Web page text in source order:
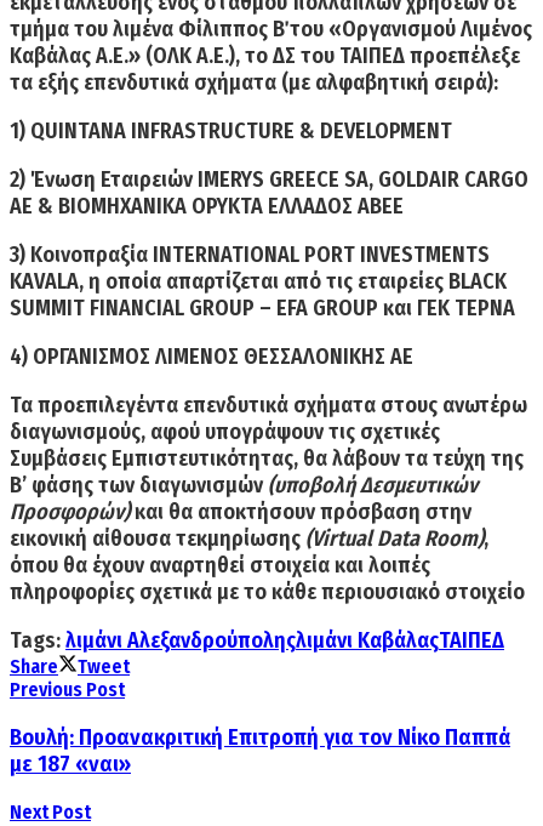
τμήμα του λιμένα Φίλιππος Β΄ του «Οργανισμού Λιμένος
Καβάλας Α.Ε.» (ΟΛΚ Α.Ε.), το ΔΣ του ΤΑΙΠΕΔ προεπέλεξε
τα εξής επενδυτικά σχήματα (με αλφαβητική σειρά):
1) QUINTANA INFRASTRUCTURE & DEVELOPMENT
2) Ένωση Εταιρειών IMERYS GREECE SA, GOLDAIR CARGO
AE & ΒΙΟΜΗΧΑΝΙΚΑ ΟΡΥΚΤΑ ΕΛΛΑΔΟΣ ABEE
3) Κοινοπραξία INTERNATIONAL PORT INVESTMENTS
KAVALA, η οποία απαρτίζεται από τις εταιρείες BLACK
SUMMIT FINANCIAL GROUP – EFA GROUP και ΓΕΚ ΤΕΡΝΑ
4) ΟΡΓΑΝΙΣΜΟΣ ΛΙΜΕΝΟΣ ΘΕΣΣΑΛΟΝΙΚΗΣ ΑΕ
Τα προεπιλεγέντα επενδυτικά σχήματα στους ανωτέρω
διαγωνισμούς, αφού υπογράψουν τις σχετικές
Συμβάσεις Εμπιστευτικότητας, θα λάβουν τα τεύχη της
Β’ φάσης των διαγωνισμών (υποβολή Δεσμευτικών
Προσφορών)και θα αποκτήσουν πρόσβαση στην
εικονική αίθουσα τεκμηρίωσης (Virtual Data Room),
όπου θα έχουν αναρτηθεί στοιχεία και λοιπές
πληροφορίες σχετικά με το κάθε περιουσιακό στοιχείο
Tags:λιμάνι Αλεξανδρούποληςλιμάνι ΚαβάλαςΤΑΙΠΕΔ
Share
Tweet
Previous Post
Βουλή: Προανακριτική Επιτροπή για τον Νίκο Παππά
με 187 «ναι»
Next Post